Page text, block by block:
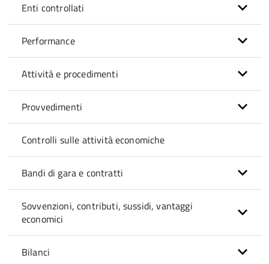
Enti controllati
Performance
Attività e procedimenti
Provvedimenti
Controlli sulle attività economiche
Bandi di gara e contratti
Sovvenzioni, contributi, sussidi, vantaggi
economici
Bilanci